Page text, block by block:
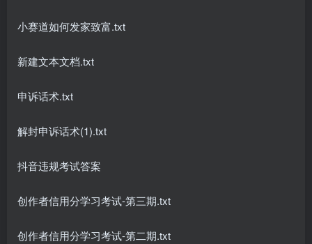
小赛道如何发家致富.txt
新建文本文档.txt
申诉话术.txt
解封申诉话术(1).txt
抖音违规考试答案
创作者信用分学习考试-第三期.txt
创作者信用分学习考试-第二期.txt